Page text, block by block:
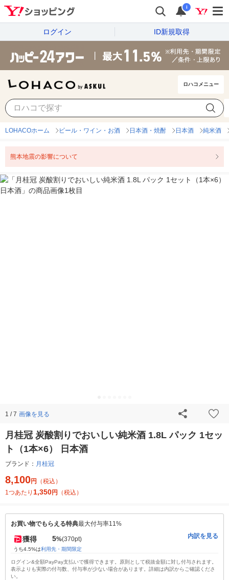
i
ログイン ID新規取得
ロハコメニュー
LOHACOホーム ビール・ワイン・お酒 日本酒・焼酎 日本酒 純米酒
熊本地震の影響について
1 / 7 画像を見る
月桂冠 炭酸割りでおいしい純米酒 1.8L パック 1セッ
ト（1本×6） 日本酒
ブランド： 月桂冠
8,100円
（税込）
1つあたり 1,350円 （税込）
お買い物でもらえる特典最大付与率11%
獲得 5%(370pt)
うち4.5%は利用先・期間限定
内訳を見る
ログイン&全額PayPay支払いで獲得できます。原則として税抜金額に対し付与されます。
表示よりも実際の付与数、付与率が少ない場合があります。詳細は内訳からご確認くださ
い。